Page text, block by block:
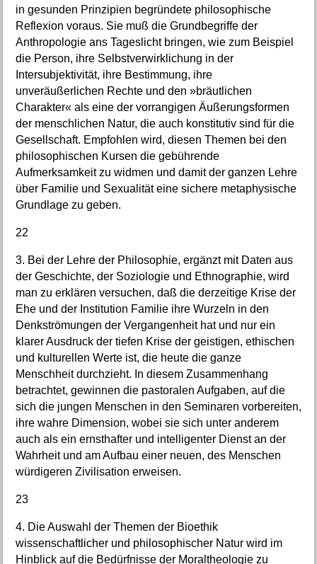
in gesunden Prinzipien begründete philosophische
Reflexion voraus. Sie muß die Grundbegriffe der
Anthropologie ans Tageslicht bringen, wie zum Beispiel
die Person, ihre Selbstverwirklichung in der
Intersubjektivität, ihre Bestimmung, ihre
unveräußerlichen Rechte und den »bräutlichen
Charakter« als eine der vorrangigen Äußerungsformen
der menschlichen Natur, die auch konstitutiv sind für die
Gesellschaft. Empfohlen wird, diesen Themen bei den
philosophischen Kursen die gebührende
Aufmerksamkeit zu widmen und damit der ganzen Lehre
über Familie und Sexualität eine sichere metaphysische
Grundlage zu geben.
22
3. Bei der Lehre der Philosophie, ergänzt mit Daten aus
der Geschichte, der Soziologie und Ethnographie, wird
man zu erklären versuchen, daß die derzeitige Krise der
Ehe und der Institution Familie ihre Wurzeln in den
Denkströmungen der Vergangenheit hat und nur ein
klarer Ausdruck der tiefen Krise der geistigen, ethischen
und kulturellen Werte ist, die heute die ganze
Menschheit durchzieht. In diesem Zusammenhang
betrachtet, gewinnen die pastoralen Aufgaben, auf die
sich die jungen Menschen in den Seminaren vorbereiten,
ihre wahre Dimension, wobei sie sich unter anderem
auch als ein ernsthafter und intelligenter Dienst an der
Wahrheit und am Aufbau einer neuen, des Menschen
würdigeren Zivilisation erweisen.
23
4. Die Auswahl der Themen der Bioethik
wissenschaftlicher und philosophischer Natur wird im
Hinblick auf die Bedürfnisse der Moraltheologie zu